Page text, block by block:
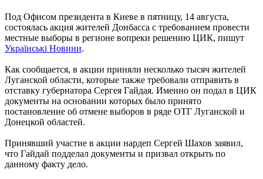
Под Офисом президента в Киеве в пятницу, 14 августа,
состоялась акция жителей Донбасса с требованием провести
местные выборы в регионе вопреки решению ЦИК, пишут
Українські Новини.
Как сообщается, в акции приняли несколько тысяч жителей
Луганской области, которые также требовали отправить в
отставку губернатора Сергея Гайдая. Именно он подал в ЦИК
документы на основании которых было принято
постановление об отмене выборов в ряде ОТГ Луганской и
Донецкой областей.
Принявший участие в акции нардеп Сергей Шахов заявил,
что Гайдай подделал документы и призвал открыть по
данному факту дело.